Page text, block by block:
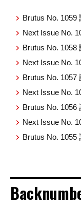
Brutus No. 1059
Next Issue No.
Brutus No. 1058
Next Issue No.
Brutus No. 1057
Next Issue No.
Brutus No. 1056
Next Issue No.
Brutus No. 1055